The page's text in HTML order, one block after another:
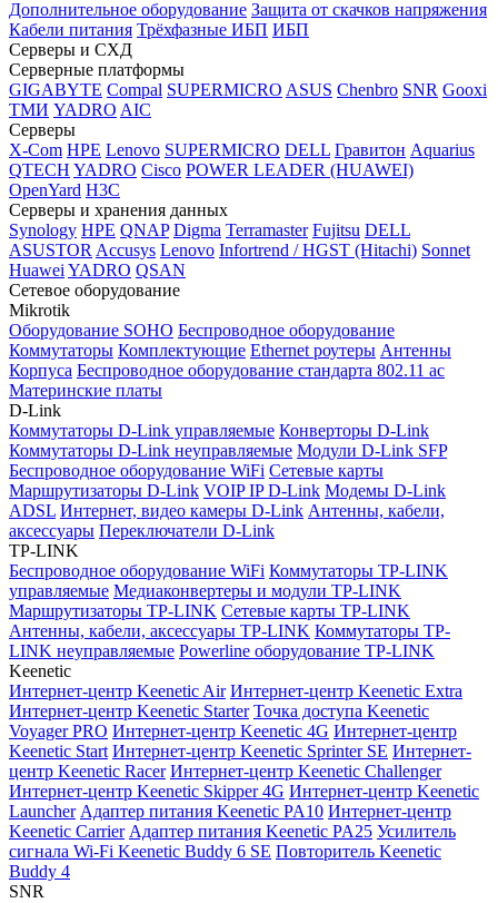
Дополнительное оборудование Защита от скачков напряжения
Кабели питания Трёхфазные ИБП ИБП
Серверы и СХД
Серверные платформы
GIGABYTE Compal SUPERMICRO ASUS Chenbro SNR Gooxi
ТМИ YADRO AIC
Серверы
X-Com HPE Lenovo SUPERMICRO DELL Гравитон Aquarius
QTECH YADRO Cisco POWER LEADER (HUAWEI)
OpenYard H3C
Серверы и хранения данных
Synology HPE QNAP Digma Terramaster Fujitsu DELL
ASUSTOR Accusys Lenovo Infortrend / HGST (Hitachi) Sonnet
Huawei YADRO QSAN
Сетевое оборудование
Mikrotik
Оборудование SOHO Беспроводное оборудование
Коммутаторы Комплектующие Ethernet роутеры Антенны
Корпуса Беспроводное оборудование стандарта 802.11 ас
Материнские платы
D-Link
Коммутаторы D-Link управляемые Конверторы D-Link
Коммутаторы D-Link неуправляемые Модули D-Link SFP
Беспроводное оборудование WiFi Сетевые карты
Маршрутизаторы D-Link VOIP IP D-Link Модемы D-Link
ADSL Интернет, видео камеры D-Link Антенны, кабели,
аксессуары Переключатели D-Link
TP-LINK
Беспроводное оборудование WiFi Коммутаторы TP-LINK
управляемые Медиаконвертеры и модули TP-LINK
Маршрутизаторы TP-LINK Сетевые карты TP-LINK
Антенны, кабели, аксессуары TP-LINK Коммутаторы TP-
LINK неуправляемые Powerline оборудование TP-LINK
Keenetic
Интернет-центр Keenetic Air Интернет-центр Keenetic Extra
Интернет-центр Keenetic Starter Точка доступа Keenetic
Voyager PRO Интернет-центр Keenetic 4G Интернет-центр
Keenetic Start Интернет-центр Keenetic Sprinter SE Интернет-
центр Keenetic Racer Интернет-центр Keenetic Challenger
Интернет-центр Keenetic Skipper 4G Интернет-центр Keenetic
Launcher Адаптер питания Keenetic PA10 Интернет-центр
Keenetic Carrier Адаптер питания Keenetic PA25 Усилитель
сигнала Wi-Fi Keenetic Buddy 6 SE Повторитель Keenetic
Buddy 4
SNR